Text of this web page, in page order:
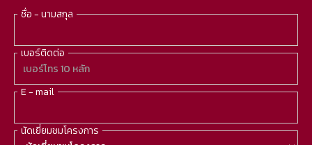
ชื่อ - นามสกุล
เบอร์ติดต่อ
E - mail
นัดเยี่ยมชมโครงการ